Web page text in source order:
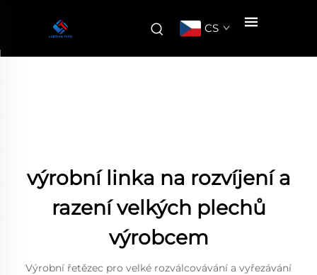
CS
výrobní linka na rozvíjení a
razení velkých plechů
výrobcem
Výrobní řetězec pro velké rozválcovávání a vyřezávání